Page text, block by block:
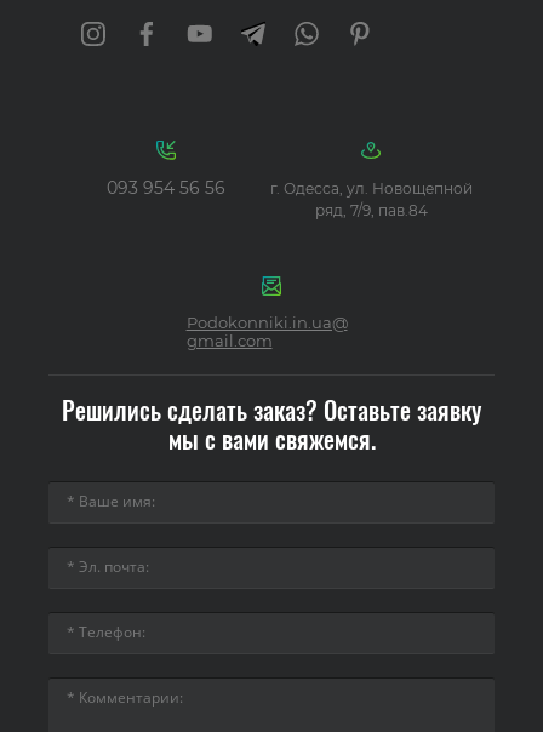
093 954 56 56
г. Одесса, ул. Новощепной
ряд, 7/9, пав.84
Podokonniki.in.ua@
gmail.com
Решились сделать заказ? Оставьте заявку
мы с вами свяжемся.